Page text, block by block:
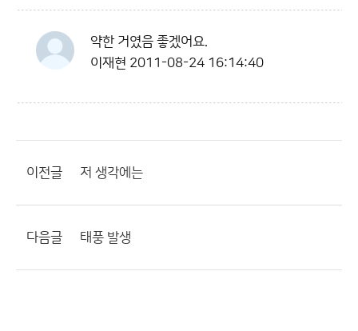
약한 거였음 좋겠어요.
이재현 2011-08-24 16:14:40
이전글 저 생각에는
다음글 태풍 발생